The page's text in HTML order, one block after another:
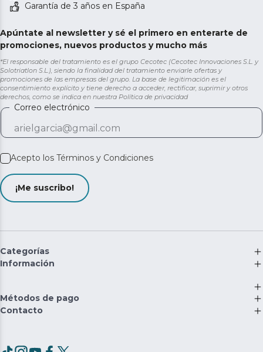
Garantía de 3 años en España
Apúntate al newsletter y sé el primero en enterarte de
promociones, nuevos productos y mucho más
*El responsable del tratamiento es el grupo Cecotec (Cecotec Innovaciones S.L. y
Solotriatlon S.L.), siendo la finalidad del tratamiento enviarle ofertas y
promociones de las empresas del grupo. La base de legitimación es el
consentimiento explícito y tiene derecho a acceder, rectificar, suprimir y otros
derechos, como se indica en nuestra Política de privacidad
Correo electrónico
Acepto los Términos y Condiciones
¡Me suscribo!
Categorías
Información
Métodos de pago
Contacto